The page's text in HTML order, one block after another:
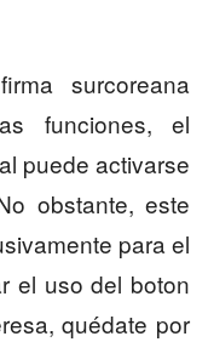
surcoreana
funciones, el
puede activarse
obstante, este
para el
el uso del boton
quédate por